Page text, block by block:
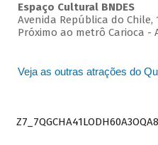
Espaço Cultural BNDES
Avenida República do Chile,
Próximo ao metrô Carioca -
Veja as outras atrações do